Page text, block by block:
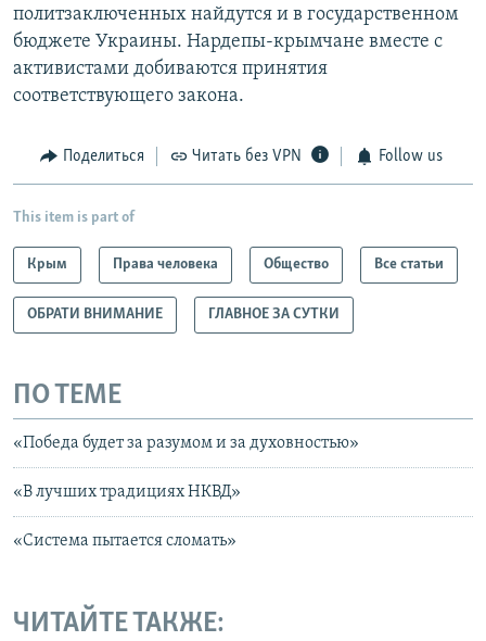
политзаключенных найдутся и в государственном
бюджете Украины. Нардепы-крымчане вместе с
активистами добиваются принятия
соответствующего закона.
Поделиться Читать без VPN Follow us
This item is part of
Крым Права человека Общество Все статьи
ОБРАТИ ВНИМАНИЕ ГЛАВНОЕ ЗА СУТКИ
ПО ТЕМЕ
«Победа будет за разумом и за духовностью»
«В лучших традициях НКВД»
«Система пытается сломать»
ЧИТАЙТЕ ТАКЖЕ: